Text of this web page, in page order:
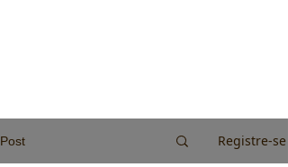
Post Registre-se